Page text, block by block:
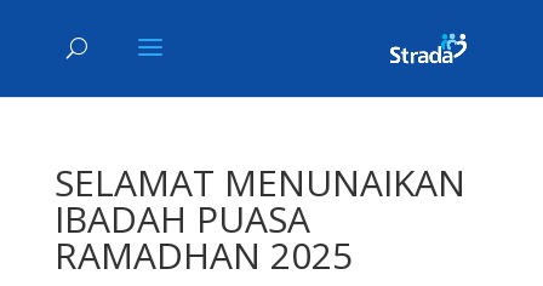
SELAMAT MENUNAIKAN
IBADAH PUASA
RAMADHAN 2025